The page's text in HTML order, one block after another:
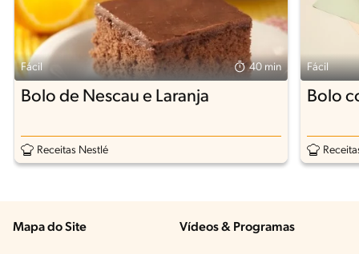
Fácil 40 min
Bolo de Nescau e Laranja
Receitas Nestlé
Fácil
Bolo
Mapa do Site Vídeos & Programas​